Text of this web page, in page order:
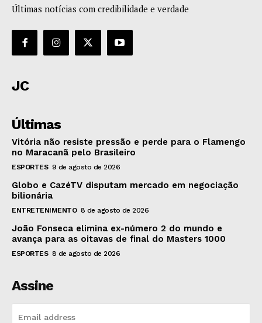
Últimas notícias com credibilidade e verdade
JC
Últimas
Vitória não resiste pressão e perde para o Flamengo
no Maracanã pelo Brasileiro
ESPORTES 9 de agosto de 2026
Globo e CazéTV disputam mercado em negociação
bilionária
ENTRETENIMENTO 8 de agosto de 2026
João Fonseca elimina ex-número 2 do mundo e
avança para as oitavas de final do Masters 1000
ESPORTES 8 de agosto de 2026
Assine